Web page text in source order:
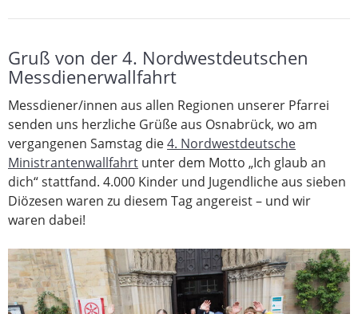
Gruß von der 4. Nordwestdeutschen
Messdienerwallfahrt
Messdiener/innen aus allen Regionen unserer Pfarrei
senden uns herzliche Grüße aus Osnabrück, wo am
vergangenen Samstag die4. Nordwestdeutsche
Ministrantenwallfahrt unter dem Motto „Ich glaub an
dich“ stattfand. 4.000 Kinder und Jugendliche aus sieben
Diözesen waren zu diesem Tag angereist – und wir
waren dabei!